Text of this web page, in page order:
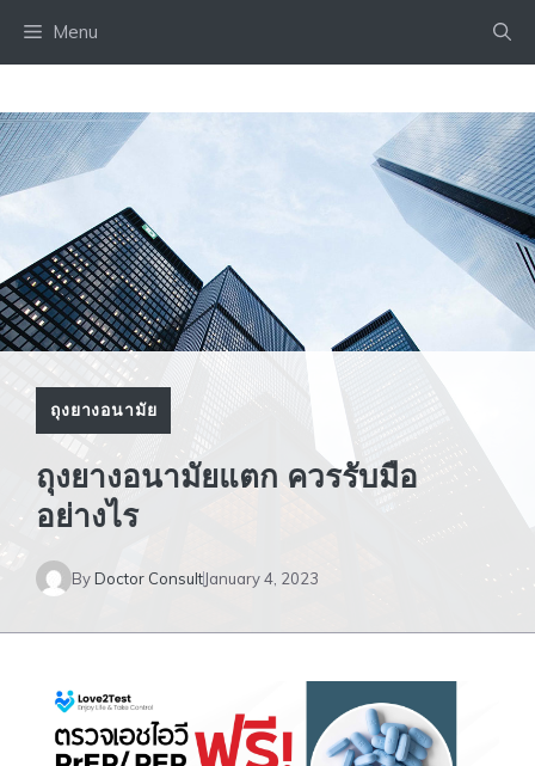
Menu
ถุงยางอนามัย
ถุงยางอนามัยแตก ควรรับมือ
อย่างไร
ByDoctor ConsultJanuary 4, 2023